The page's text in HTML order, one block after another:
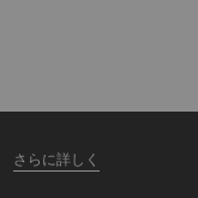
さらに詳しく